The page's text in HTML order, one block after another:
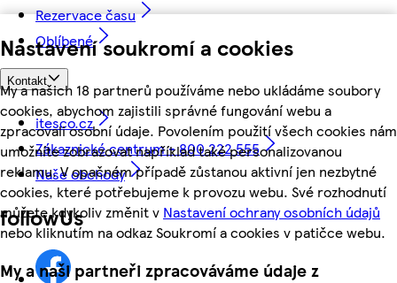
Nastavení soukromí a cookies
My a našich 18 partnerů používáme nebo ukládáme soubory
cookies, abychom zajistili správné fungování webu a
zpracovali osobní údaje. Povolením použití všech cookies nám
umožníte zobrazovat například také personalizovanou
reklamu. V opačném případě zůstanou aktivní jen nezbytné
cookies, které potřebujeme k provozu webu. Své rozhodnutí
můžete kdykoliv změnit v Nastavení ochrany osobních údajů
nebo kliknutím na odkaz Soukromí a cookies v patičce webu.
My a naši partneři zpracováváme údaje z
Rezervace času
Oblíbené
Kontakt
itesco.cz
Zákaznické centrum - 800 222 555
Naše obchody
followUs